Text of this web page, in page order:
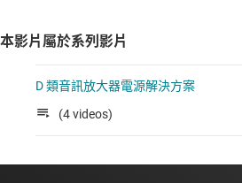
本影片屬於系列影片
D 類音訊放大器電源解決方案
(4 videos)